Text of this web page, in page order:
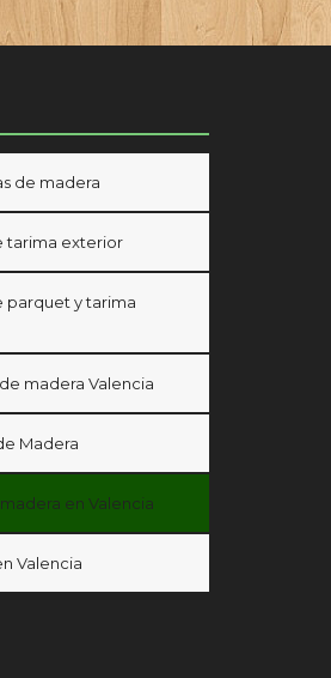
de madera
tarima exterior
parquet y tarima
madera Valencia
Madera
en Valencia
Valencia